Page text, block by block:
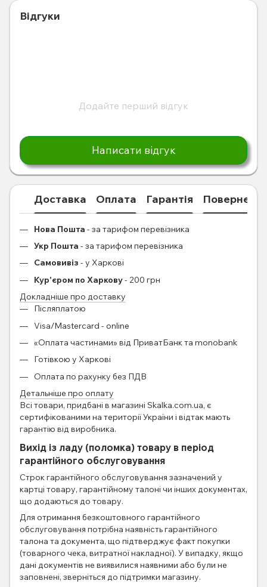
Відгуки
Додайте перший відгук
Написати відгук
Доставка Оплата Гарантія
Нова Пошта - за тарифом перевізника
Укр Пошта - за тарифом перевізника
Самовивіз - у Харкові
Кур'єром по Харкову- 200 грн
Докладніше про доставку
Післяплатою
Visa/Mastercard - online
«Оплата частинами» від ПриватБанк та monobank
Готівкою у Харкові
Оплата по рахунку без ПДВ
Детальніше про оплату
Всі товари, придбані в магазині Skalka.com.ua, є
сертифікованими на території України і відтак мають
гарантію від виробника.
Вихід із ладу (поломка) товару в період
гарантійного обслуговування
Строк гарантійного обслуговування зазначений у
картці товару, гарантійному талоні чи інших документах,
що додаються до товару.
Для отримання безкоштовного гарантійного
обслуговування потрібна наявність гарантійного
талона та документа, що підтверджує факт покупки
(товарного чека, витратної накладної). У випадку, якщо
дані документів не виявилися наявними або були не
заповнені, зверніться до підтримки магазину.